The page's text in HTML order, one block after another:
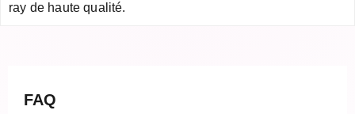
ray de haute qualité.
FAQ